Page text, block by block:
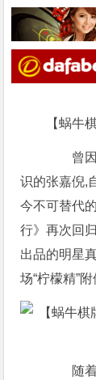
【蜗牛
曾因
识的张嘉倪,
今不可替代
行》再次回
出品的明星
场“柠檬精”
随着